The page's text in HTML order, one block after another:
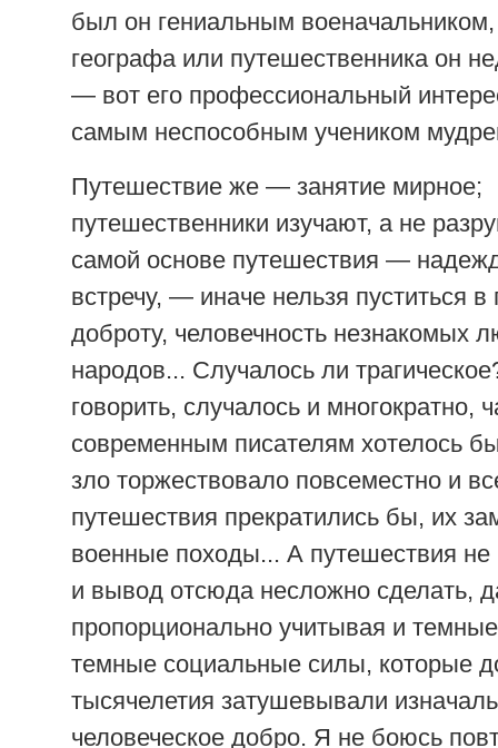
был он гениальным
географа или путешественника он
— вот его профессиональный
самым неспособным учеником
Путешествие же — занятие мирное;
путешественники изучают, а не
самой основе путешествия —
встречу, — иначе нельзя пуститься
доброту, человечность незнакомых
народов... Случалось ли
говорить, случалось и многократно,
современным писателям хотелось
зло торжествовало повсеместно и
путешествия прекратились бы, их
военные походы... А путешествия
и вывод отсюда несложно сделать,
пропорционально учитывая и
темные социальные силы, которые
тысячелетия затушевывали
человеческое добро. Я не боюсь